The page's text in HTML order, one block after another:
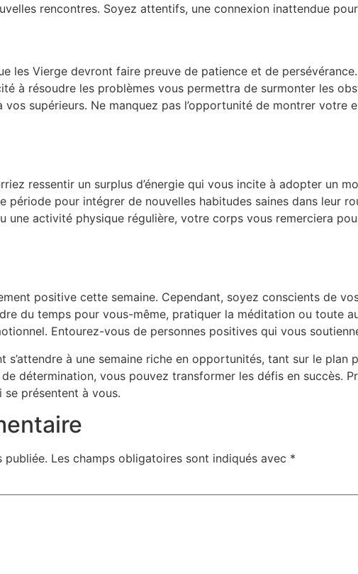
rencontres. Soyez attentifs, une connexion inattendue
les Vierge devront faire preuve de patience et de
à résoudre les problèmes vous permettra de surmonter les
supérieurs. Ne manquez pas l’opportunité de montrer votre
ressentir un surplus d’énergie qui vous incite à adopter un
pour intégrer de nouvelles habitudes saines dans leur
une activité physique régulière, votre corps vous remerciera
positive cette semaine. Cependant, soyez conscients de
du temps pour vous-même, pratiquer la méditation ou toute
Entourez-vous de personnes positives qui vous
s’attendre à une semaine riche en opportunités, tant sur le plan
détermination, vous pouvez transformer les défis en succès.
présentent à vous.
publiée. Les champs obligatoires sont indiqués avec *